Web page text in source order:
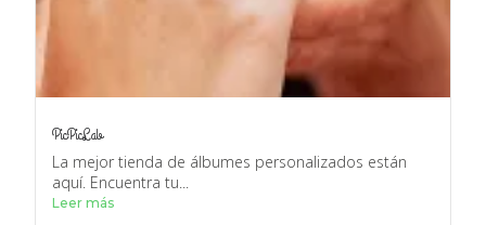
PicPicLab
La mejor tienda de álbumes personalizados están
aquí. Encuentra tu...
Leer más